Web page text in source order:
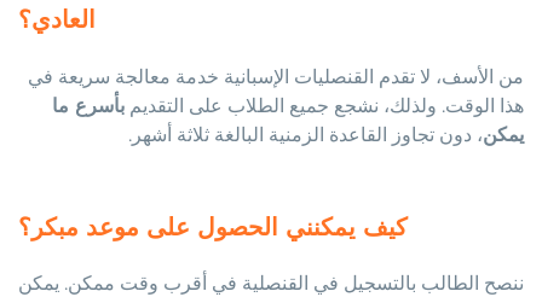
العادي؟
من الأسف، لا تقدم القنصليات الإسبانية خدمة معالجة سريعة في
هذا الوقت. ولذلك، نشجع جميع الطلاب على التقديم بأسرع ما
يمكن، دون تجاوز القاعدة الزمنية البالغة ثلاثة أشهر.
كيف يمكنني الحصول على موعد مبكر؟
ننصح الطالب بالتسجيل في القنصلية في أقرب وقت ممكن. يمكن